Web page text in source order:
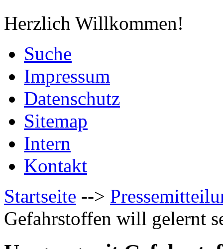
Herzlich Willkommen!
Suche
Impressum
Datenschutz
Sitemap
Intern
Kontakt
Startseite -->
Gefahrstoffen will gelernt